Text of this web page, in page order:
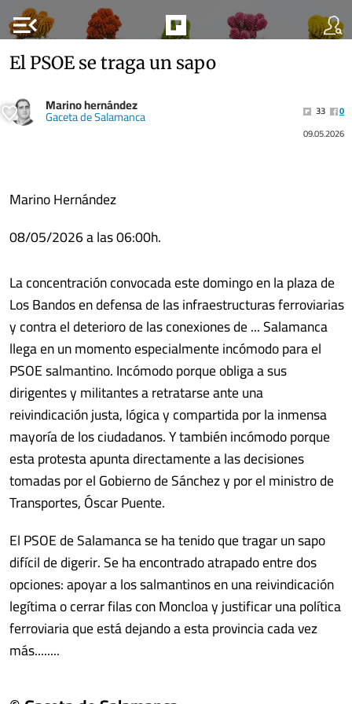
menu_open
El PSOE se traga un sapo
Marino hernández
Gaceta de Salamanca 33
0
09.05.2026
Marino Hernández
08/05/2026 a las 06:00h.
La concentración convocada este domingo en la plaza de
Los Bandos en defensa de las infraestructuras ferroviarias
y contra el deterioro de las conexiones de ... Salamanca
llega en un momento especialmente incómodo para el
PSOE salmantino. Incómodo porque obliga a sus
dirigentes y militantes a retratarse ante una
reivindicación justa, lógica y compartida por la inmensa
mayoría de los ciudadanos. Y también incómodo porque
esta protesta apunta directamente a las decisiones
tomadas por el Gobierno de Sánchez y por el ministro de
Transportes, Óscar Puente.
El PSOE de Salamanca se ha tenido que tragar un sapo
difícil de digerir. Se ha encontrado atrapado entre dos
opciones: apoyar a los salmantinos en una reivindicación
legítima o cerrar filas con Moncloa y justificar una política
ferroviaria que está dejando a esta provincia cada vez
más........